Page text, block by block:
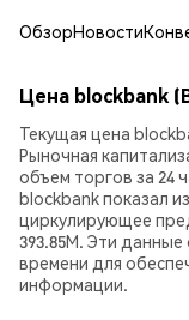
ОбзорНовости
Цена blockbank
Текущая цена
Рыночная
объем торгов за 24
blockbank показал
циркулирующее
393.85M. Эти
времени для
информации.